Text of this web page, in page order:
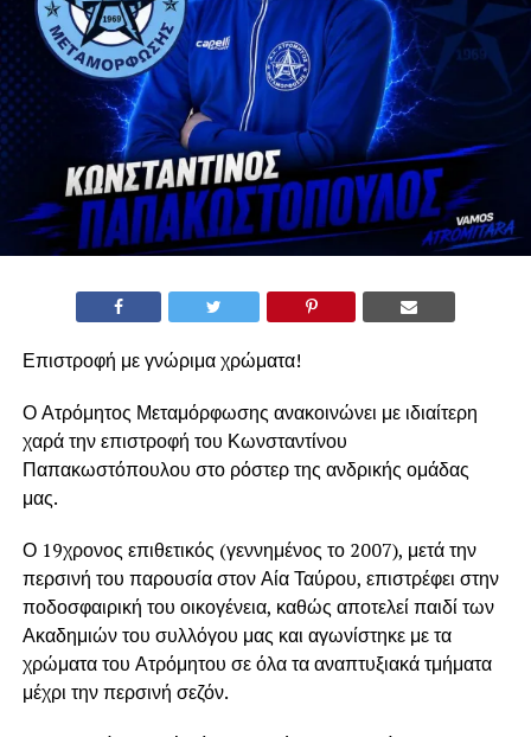
Επιστροφή με γνώριμα χρώματα!
Ο Ατρόμητος Μεταμόρφωσης ανακοινώνει με ιδιαίτερη
χαρά την επιστροφή του Κωνσταντίνου
Παπακωστόπουλου στο ρόστερ της ανδρικής ομάδας
μας.
Ο 19χρονος επιθετικός (γεννημένος το 2007), μετά την
περσινή του παρουσία στον Αία Ταύρου, επιστρέφει στην
ποδοσφαιρική του οικογένεια, καθώς αποτελεί παιδί των
Ακαδημιών του συλλόγου μας και αγωνίστηκε με τα
χρώματα του Ατρόμητου σε όλα τα αναπτυξιακά τμήματα
μέχρι την περσινή σεζόν.